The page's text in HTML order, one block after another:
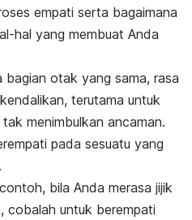
empati serta bagaimana
hal yang membuat Anda
bagian otak yang sama, rasa
terutama untuk
menimbulkan ancaman.
pada sesuatu yang
bila Anda merasa jijik
cobalah untuk berempati